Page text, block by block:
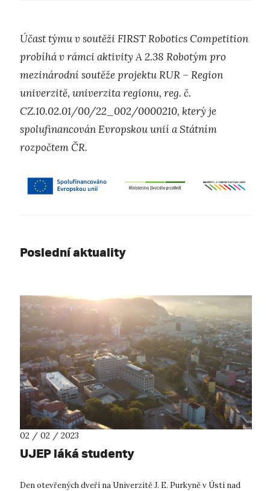
Účast týmu v soutěži FIRST Robotics Competition
probíhá v rámci aktivity A 2.38 Robotým pro
mezinárodní soutěže projektu RUR – Region
univerzitě, univerzita regionu, reg. č.
CZ.10.02.01/00/22_002/0000210, který je
spolufinancován Evropskou unií a Státním
rozpočtem ČR.
Poslední aktuality
02 / 02 / 2023
UJEP láká studenty
Den otevřených dveří na Univerzitě J. E. Purkyně v Ústí nad